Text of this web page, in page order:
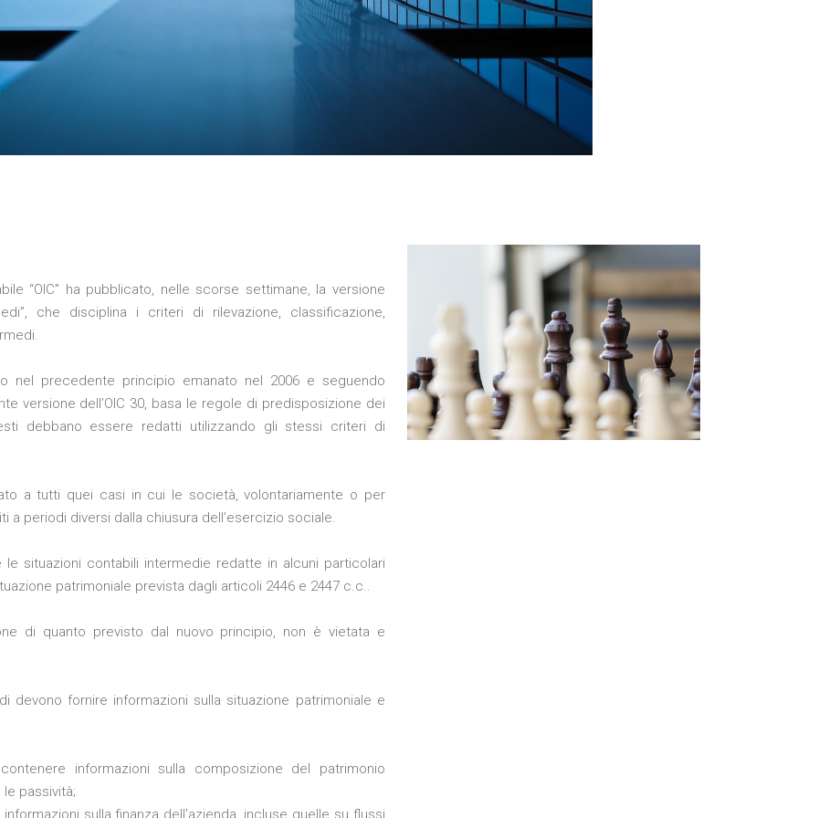
“OIC” ha pubblicato, nelle scorse settimane, la versione
che disciplina i criteri di rilevazione, classificazione,
nel precedente principio emanato nel 2006 e seguendo
versione dell’OIC 30, basa le regole di predisposizione dei
debbano essere redatti utilizzando gli stessi criteri di
a tutti quei casi in cui le società, volontariamente o per
a periodi diversi dalla chiusura dell’esercizio sociale.
situazioni contabili intermedie redatte in alcuni particolari
patrimoniale prevista dagli articoli 2446 e 2447 c.c..
di quanto previsto dal nuovo principio, non è vietata e
devono fornire informazioni sulla situazione patrimoniale e
informazioni sulla composizione del patrimonio
passività;
sulla finanza dell'azienda, incluse quelle su flussi